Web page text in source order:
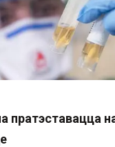
пратэставацца